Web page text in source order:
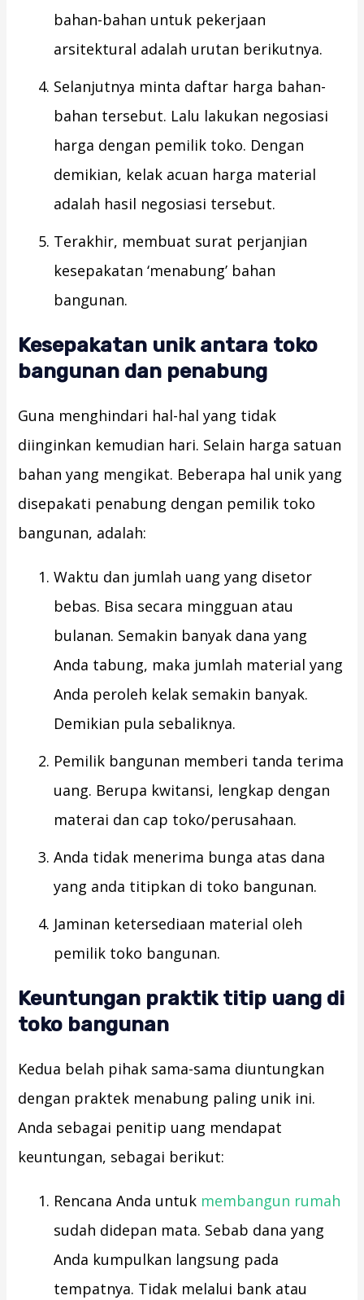
bahan-bahan untuk pekerjaan
arsitektural adalah urutan berikutnya.
Selanjutnya minta daftar harga bahan-
bahan tersebut. Lalu lakukan negosiasi
harga dengan pemilik toko. Dengan
demikian, kelak acuan harga material
adalah hasil negosiasi tersebut.
Terakhir, membuat surat perjanjian
kesepakatan ‘menabung’ bahan
bangunan.
Kesepakatan unik antara toko
bangunan dan penabung
Guna menghindari hal-hal yang tidak
diinginkan kemudian hari. Selain harga satuan
bahan yang mengikat. Beberapa hal unik yang
disepakati penabung dengan pemilik toko
bangunan, adalah:
Waktu dan jumlah uang yang disetor
bebas. Bisa secara mingguan atau
bulanan. Semakin banyak dana yang
Anda tabung, maka jumlah material yang
Anda peroleh kelak semakin banyak.
Demikian pula sebaliknya.
Pemilik bangunan memberi tanda terima
uang. Berupa kwitansi, lengkap dengan
materai dan cap toko/perusahaan.
Anda tidak menerima bunga atas dana
yang anda titipkan di toko bangunan.
Jaminan ketersediaan material oleh
pemilik toko bangunan.
Keuntungan praktik titip uang di
toko bangunan
Kedua belah pihak sama-sama diuntungkan
dengan praktek menabung paling unik ini.
Anda sebagai penitip uang mendapat
keuntungan, sebagai berikut:
Rencana Anda untuk membangun rumah
sudah didepan mata. Sebab dana yang
Anda kumpulkan langsung pada
tempatnya. Tidak melalui bank atau